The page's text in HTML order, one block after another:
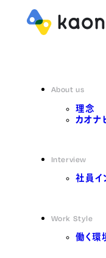
About us
理念
カオナ
Interview
社員イ
Work Style
働く環